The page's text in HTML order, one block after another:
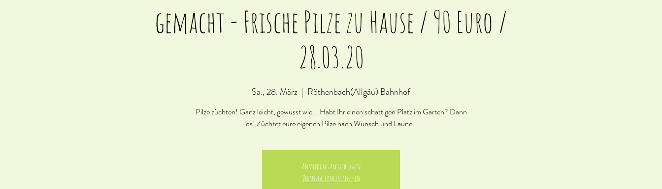
gemacht - Frische Pilze zu Hause / 90 Euro /
28.03.20
Sa., 28. März
  |
Röthenbach(Allgäu) Bahnhof
Pilze züchten! Ganz leicht, gewusst wie... Habt Ihr einen schattigen Platz im Garten? Dann
los! Züchtet eure eigenen Pilze nach Wunsch und Laune...
Anmeldung abgeschlossen
Veranstaltungen ansehen